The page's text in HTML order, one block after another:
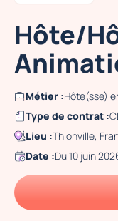
Hôte/
Métier :Hôte(sse)
Type de contrat :
Lieu :Thionville,
Date :Du 10 juin